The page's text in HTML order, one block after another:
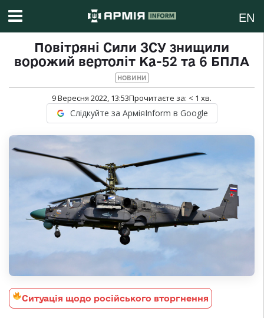
EN
Повітряні Сили ЗСУ знищили
ворожий вертоліт Ка-52 та 6 БПЛА
НОВИНИ
9 Вересня 2022, 13:53Прочитаєте за: < 1 хв.
Слідкуйте за АрміяInform в Google
Ситуація щодо російського вторгнення